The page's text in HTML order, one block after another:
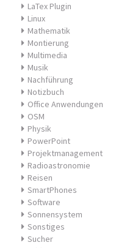
LaTex Plugin
Linux
Mathematik
Montierung
Multimedia
Musik
Nachführung
Notizbuch
Office Anwendungen
OSM
Physik
PowerPoint
Projektmanagement
Radioastronomie
Reisen
SmartPhones
Software
Sonnensystem
Sonstiges
Sucher